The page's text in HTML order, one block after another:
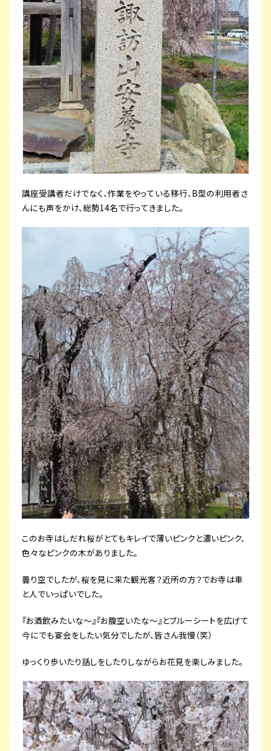
講座受講者だけでなく、作業をやっている移行、B型の利用者さ
んにも声をかけ、総勢14名で行ってきました。
このお寺はしだれ桜がとてもキレイで薄いピンクと濃いピンク、
色々なピンクの木がありました。
曇り空でしたが、桜を見に来た観光客？近所の方？でお寺は車
と人でいっぱいでした。
『お酒飲みたいな～』『お腹空いたな～』とブルーシートを広げて
今にでも宴会をしたい気分でしたが、皆さん我慢（笑）
ゆっくり歩いたり話しをしたりしながらお花見を楽しみました。